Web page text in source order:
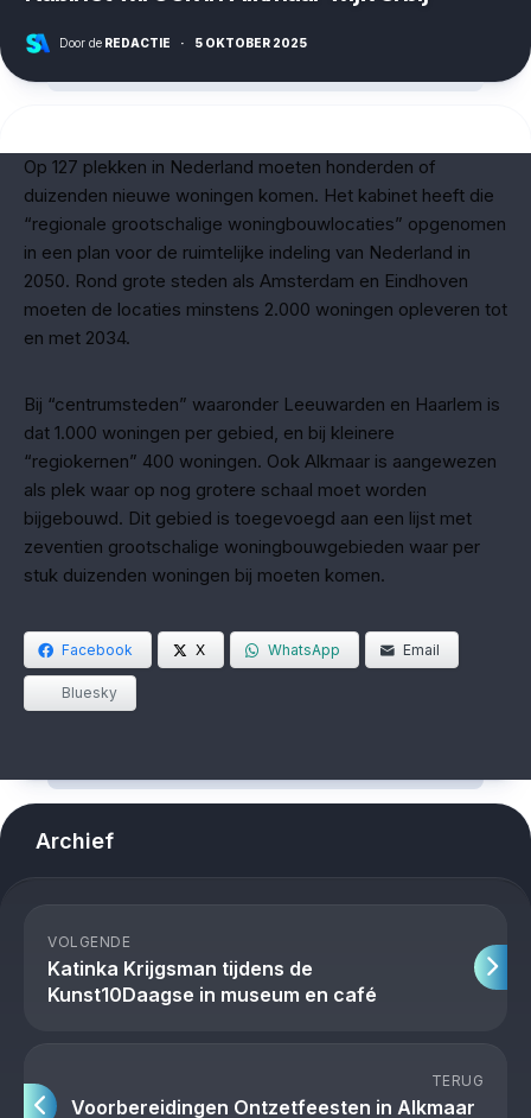
Door de REDACTIE · 5 OKTOBER 2025
Op 127 plekken in Nederland moeten honderden of
duizenden nieuwe woningen komen. Het kabinet heeft die
“regionale grootschalige woningbouwlocaties” opgenomen
in een plan voor de ruimtelijke indeling van Nederland in
2050. Rond grote steden als Amsterdam en Eindhoven
moeten de locaties minstens 2.000 woningen opleveren tot
en met 2034.
Bij “centrumsteden” waaronder Leeuwarden en Haarlem is
dat 1.000 woningen per gebied, en bij kleinere
“regiokernen” 400 woningen. Ook Alkmaar is aangewezen
als plek waar op nog grotere schaal moet worden
bijgebouwd. Dit gebied is toegevoegd aan een lijst met
zeventien grootschalige woningbouwgebieden waar per
stuk duizenden woningen bij moeten komen.
Facebook X WhatsApp Email
Bluesky
Archief
VOLGENDE
Katinka Krijgsman tijdens de
Kunst10Daagse in museum en café
TERUG
Voorbereidingen Ontzetfeesten in Alkmaar